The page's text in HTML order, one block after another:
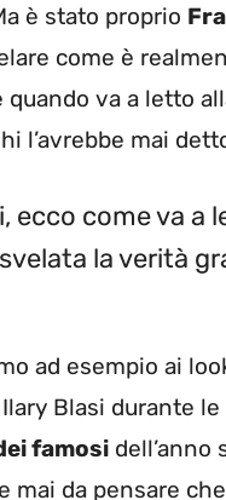
è stato proprio
come è
quando va a letto
l’avrebbe mai
ecco come va a
la verità
ad esempio ai
Blasi durante
famosi dell’anno
mai da pensare